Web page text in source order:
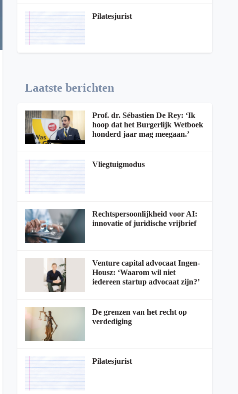
Pilatesjurist
Laatste berichten
Prof. dr. Sébastien De Rey: ‘Ik
hoop dat het Burgerlijk Wetboek
honderd jaar mag meegaan.’
Vliegtuigmodus
Rechtspersoonlijkheid voor AI:
innovatie of juridische vrijbrief
Venture capital advocaat Ingen-
Housz: ‘Waarom wil niet
iedereen startup advocaat zijn?’
De grenzen van het recht op
verdediging
Pilatesjurist